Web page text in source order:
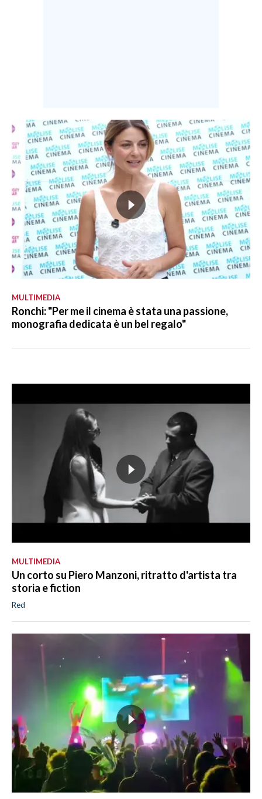
MULTIMEDIA
Ronchi: "Per me il cinema è stata una passione,
monografia dedicata è un bel regalo"
MULTIMEDIA
Un corto su Piero Manzoni, ritratto d'artista tra
storia e fiction
Red